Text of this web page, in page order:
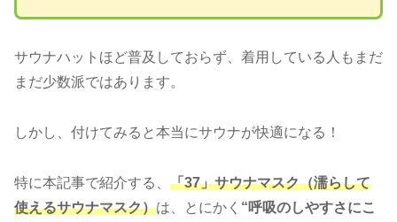
サウナハットほど普及しておらず、着用している人もまだ
まだ少数派ではあります。
しかし、付けてみると本当にサウナが快適になる！
特に本記事で紹介する、 「37」サウナマスク（濡らして
使えるサウナマスク）は、とにかく “呼吸のしやすさにこ